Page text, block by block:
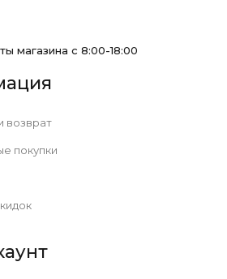
магазина с 8:00-18:00
возврат
покупки